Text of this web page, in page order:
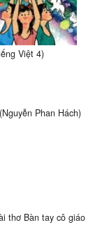
Việt 4)
Phan Hách)
thơ Bàn tay cô giáo